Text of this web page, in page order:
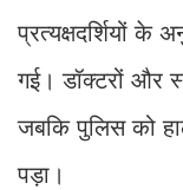
प्रत्यक्षदर्शियों के
गई। डॉक्टरों और
जबकि पुलिस को
पड़ा।